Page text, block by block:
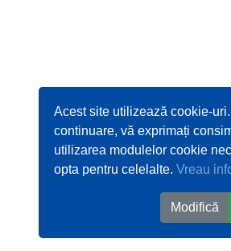
Acest site utilizează cookie-
continuare, vă exprimați
utilizarea modulelor cookie
opta pentru celelalte.Vreau
Modifică